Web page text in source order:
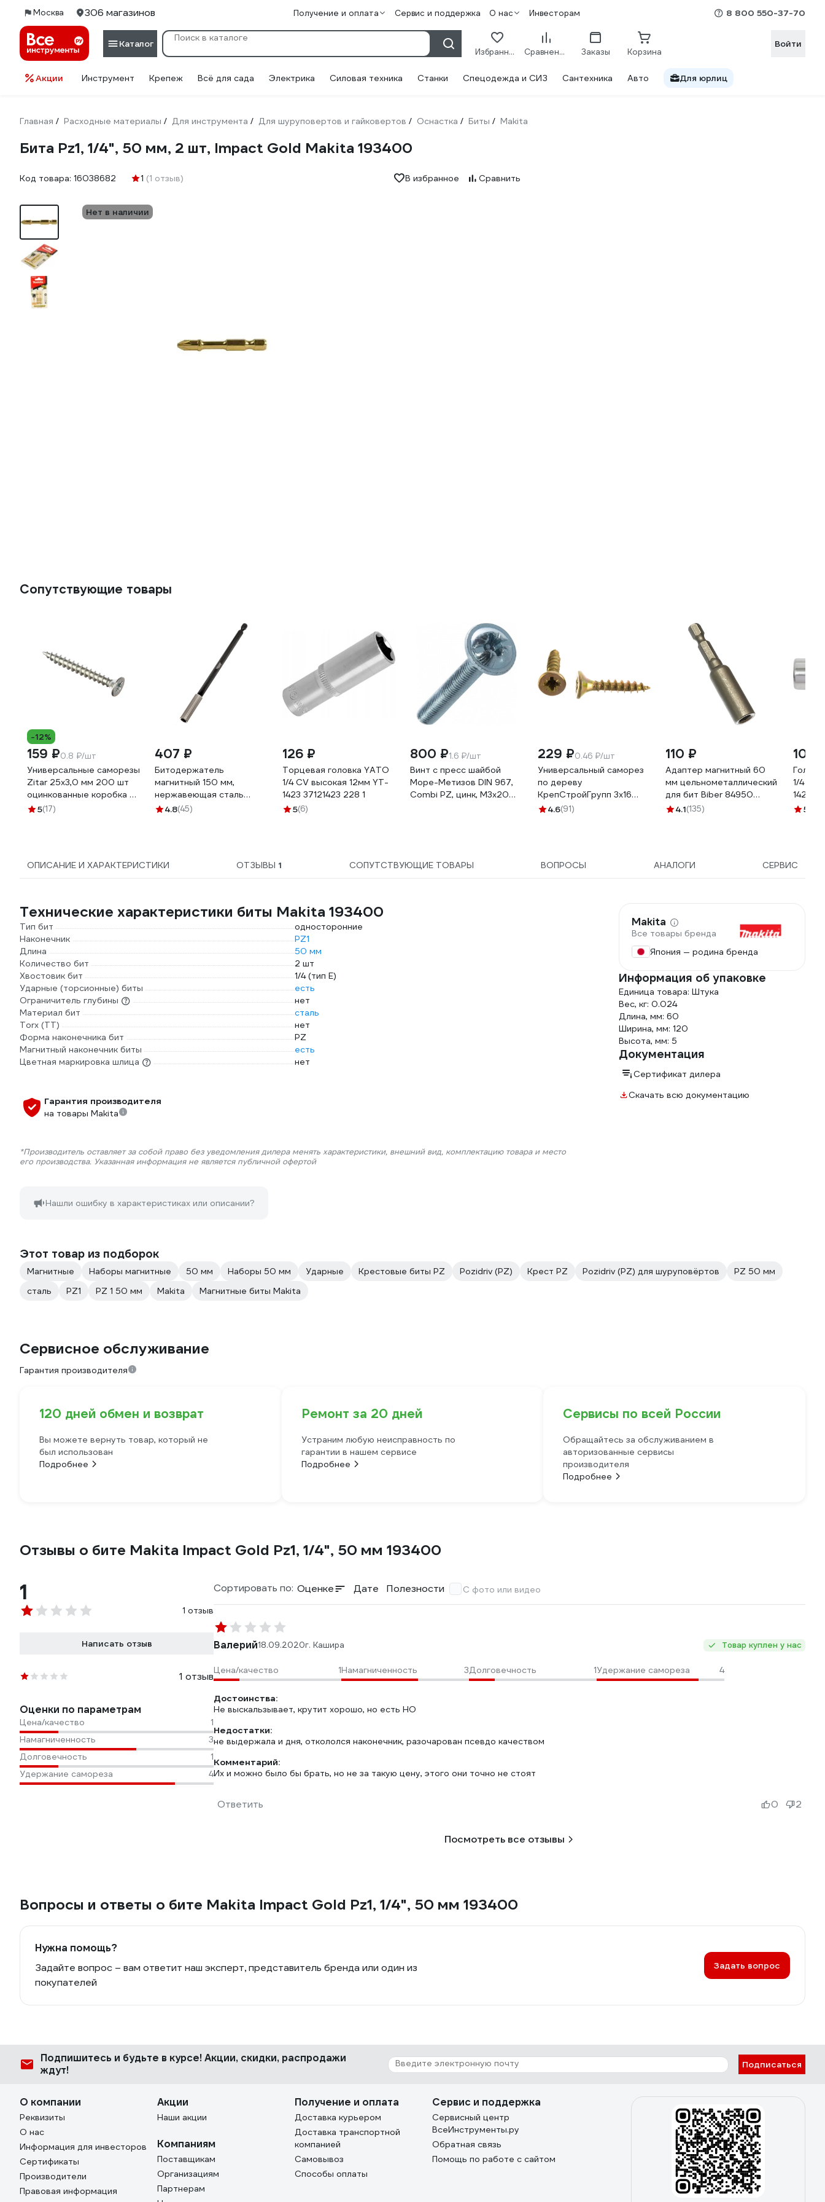
Москва 306 магазинов Получение и оплата Сервис и поддержка О нас Инвесторам 8 800 550-37-70
Каталог
Избранное Сравнение Заказы Корзина
Войти
Акции Инструмент Крепеж Всё для сада Электрика Силовая техника Станки Спецодежда и СИЗ Сантехника Авто Для юрлиц
Главная / Расходные материалы / Для инструмента / Для шуруповертов и гайковертов / Оснастка / Биты / Makita
Бита Рz1, 1/4", 50 мм, 2 шт, Impact Gold Makita 193400
Код товара: 16038682 1 (1 отзыв) В избранное Сравнить
Нет в наличии
Сопутствующие товары
-12%
159 ₽0.8 ₽/шт
Универсальные саморезы
Zitar 25x3,0 мм 200 шт
оцинкованные коробка с
окном Tech-Kr 102163
5(17)
407 ₽
Битодержатель
магнитный 150 мм,
нержавеющая сталь
WURZ 3379
4.8(45)
126 ₽
Торцевая головка YATO
1/4 CV высокая 12мм YT-
1423 37121423 228 1
5(6)
800 ₽1.6 ₽/шт
Винт с пресс шайбой
Море-Метизов DIN 967,
Combi PZ, цинк, М3x20
229 ₽0.46 ₽/шт
Универсальный саморез
по дереву
КрепСтройГрупп 3х16
желтый цинк, 500 шт.
4.6(91)
110 ₽
Адаптер магнитный 60
мм цельнометаллический
для бит Biber 84950
тов-166216
4.1(135)
102
1/4 CV
1421,
5
ОПИСАНИЕ И ХАРАКТЕРИСТИКИ ОТЗЫВЫ 1 СОПУТСТВУЮЩИЕ ТОВАРЫ ВОПРОСЫ АНАЛОГИ СЕРВИС
Технические характеристики биты Makita 193400
Тип бит
односторонние
Наконечник
PZ1
Длина
50 мм
Количество бит
2 шт
Хвостовик бит
1/4 (тип Е)
Ударные (торсионные) биты
есть
Ограничитель глубины
нет
Материал бит
сталь
Torx (TT)
нет
Форма наконечника бит
PZ
Магнитный наконечник биты
есть
Цветная маркировка шлица
нет
Гарантия производителя
на товары Makita
*Производитель оставляет за собой право без уведомления дилера менять характеристики, внешний вид, комплектацию товара и место
его производства. Указанная информация не является публичной офертой
Нашли ошибку в характеристиках или описании?
Makita
Все товары бренда
Япония — родина бренда
Информация об упаковке
Единица товара: Штука
Вес, кг: 0.024
Длина, мм: 60
Ширина, мм: 120
Высота, мм: 5
Документация
Сертификат дилера
Скачать всю документацию
Этот товар из подборок
Магнитные Наборы магнитные 50 мм Наборы 50 мм Ударные Крестовые биты PZ Pozidriv (PZ) Крест PZ Pozidriv (PZ) для шуруповёртов
PZ 50 мм
сталь
PZ1 PZ 1 50 мм Makita Магнитные биты Makita
Сервисное обслуживание
Гарантия производителя
120 дней обмен и возврат
Вы можете вернуть товар, который не
был использован
Подробнее
Ремонт за 20 дней
Устраним любую неисправность по
гарантии в нашем сервисе
Подробнее
Сервисы по всей России
Обращайтесь за обслуживанием в
авторизованные сервисы
производителя
Подробнее
Отзывы о бите Makita Impact Gold Рz1, 1/4", 50 мм 193400
1
1 отзыв
Написать отзыв
1 отзыв
Оценки по параметрам
Цена/качество
1
Намагниченность
3
Долговечность
1
Удержание самореза
4
Сортировать по: Оценке Дате Полезности С фото или видео
Валерий18.09.2020г. Кашира Товар куплен у нас
Цена/качество 1Намагниченность 3Долговечность 1Удержание самореза 4
Достоинства:
Не выскальзывает, крутит хорошо, но есть НО
Недостатки:
не выдержала и дня, откололся наконечник, разочарован псевдо качеством
Комментарий:
Их и можно было бы брать, но не за такую цену, этого они точно не стоят
Ответить 0 2
Посмотреть все отзывы
Вопросы и ответы о бите Makita Impact Gold Рz1, 1/4", 50 мм 193400
Нужна помощь?
Задайте вопрос – вам ответит наш эксперт, представитель бренда или один из
покупателей
Задать вопрос
Подпишитесь и будьте в курсе! Акции, скидки, распродажи
ждут!
Подписаться
О компании
Реквизиты
О нас
Информация для инвесторов
Сертификаты
Производители
Правовая информация
Акции
Наши акции
Компаниям
Поставщикам
Организациям
Партнерам
Получение и оплата
Доставка курьером
Доставка транспортной
компанией
Самовывоз
Способы оплаты
Сервис и поддержка
Сервисный центр
ВсеИнструменты.ру
Обратная связь
Помощь по работе с сайтом